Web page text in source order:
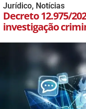
Jurídico, Notícias
Decreto 12.975/
investigação